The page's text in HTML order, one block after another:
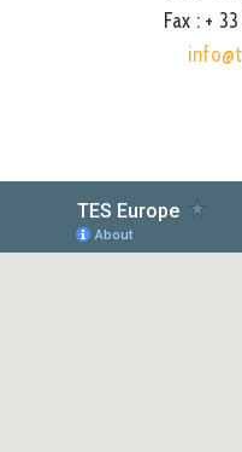
Fax : +